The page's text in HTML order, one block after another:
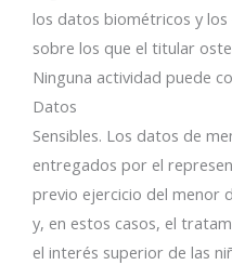
los datos biométricos y
sobre los que el titular
Ninguna actividad puede
Datos
Sensibles. Los datos de
entregados por el
previo ejercicio del menor
y, en estos casos, el
el interés superior de las